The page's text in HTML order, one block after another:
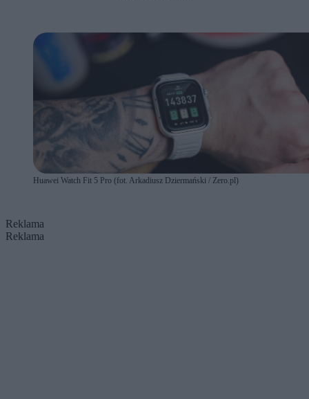
Huawei Watch Fit 5 Pro (fot. Arkadiusz Dziermański / Zero.pl)
Reklama
Reklama